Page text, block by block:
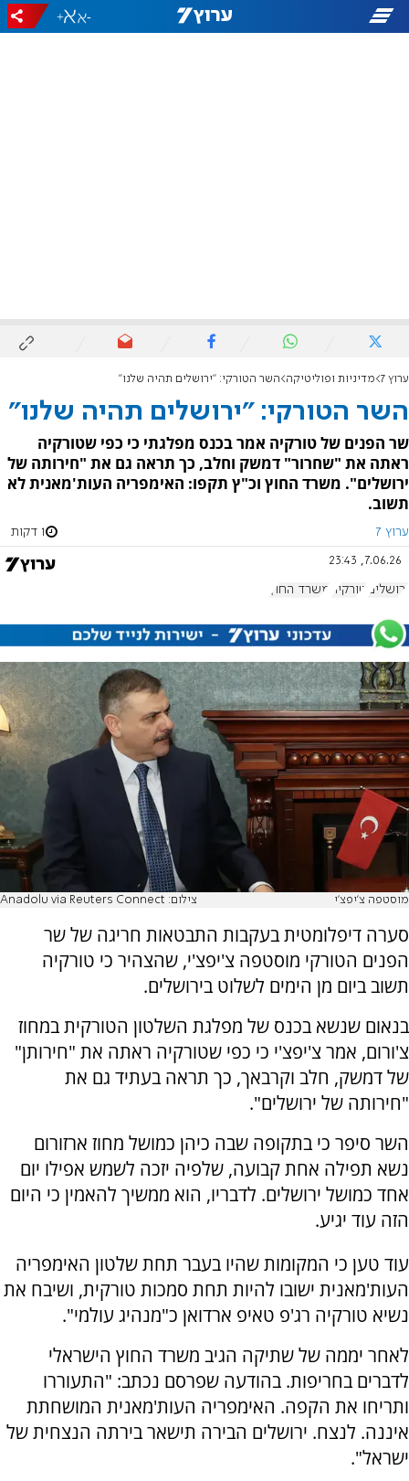
-
+
ערוץ 7 מדיניות ופוליטיקה השר הטורקי: "ירושלים תהיה שלנו"
השר הטורקי: "ירושלים תהיה שלנו"
שר הפנים של טורקיה אמר בכנס מפלגתי כי כפי שטורקיה
ראתה את "שחרור" דמשק וחלב, כך תראה גם את "חירותה של
ירושלים". משרד החוץ וכ"ץ תקפו: האימפריה העות'מאנית לא
תשוב.
ערוץ 7 1 דקות
7.06.26, 23:43
ירושלים טורקיה משרד החוץ
מוסטפה צ'יפצ'י צילום: Anadolu via Reuters Connect
סערה דיפלומטית בעקבות התבטאות חריגה של שר
הפנים הטורקי מוסטפה צ'יפצ'י, שהצהיר כי טורקיה
תשוב ביום מן הימים לשלוט בירושלים.
בנאום שנשא בכנס של מפלגת השלטון הטורקית במחוז
צ'ורום, אמר צ'יפצ'י כי כפי שטורקיה ראתה את "חירותן"
של דמשק, חלב וקרבאך, כך תראה בעתיד גם את
"חירותה של ירושלים".
השר סיפר כי בתקופה שבה כיהן כמושל מחוז ארזורום
נשא תפילה אחת קבועה, שלפיה יזכה לשמש אפילו יום
אחד כמושל ירושלים. לדבריו, הוא ממשיך להאמין כי היום
הזה עוד יגיע.
עוד טען כי המקומות שהיו בעבר תחת שלטון האימפריה
העות'מאנית ישובו להיות תחת סמכות טורקית, ושיבח את
נשיא טורקיה רג'פ טאיפ ארדואן כ"מנהיג עולמי".
לאחר יממה של שתיקה הגיב משרד החוץ הישראלי
לדברים בחריפות. בהודעה שפרסם נכתב: "התעוררו
ותריחו את הקפה. האימפריה העות'מאנית המושחתת
איננה. לנצח. ירושלים הבירה תישאר בירתה הנצחית של
ישראל".